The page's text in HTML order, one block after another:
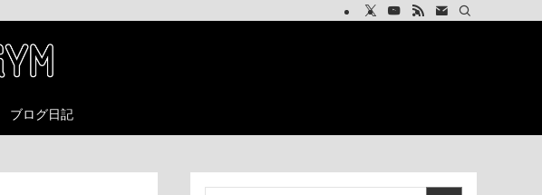
ブログ日記